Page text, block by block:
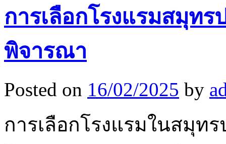
การเลือกโรงแรมสมุท
พิจารณา
Posted on 16/02/2025 by
การเลือกโรงแรมในสมุท